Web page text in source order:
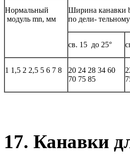
Нормальный
модуль mn, мм
Ширина канавки
по дели-
св. 15 до 25°
1 1,5 2 2,5 5 6 7 8 20 24 28 34 60
70 75 85
17. Канавки